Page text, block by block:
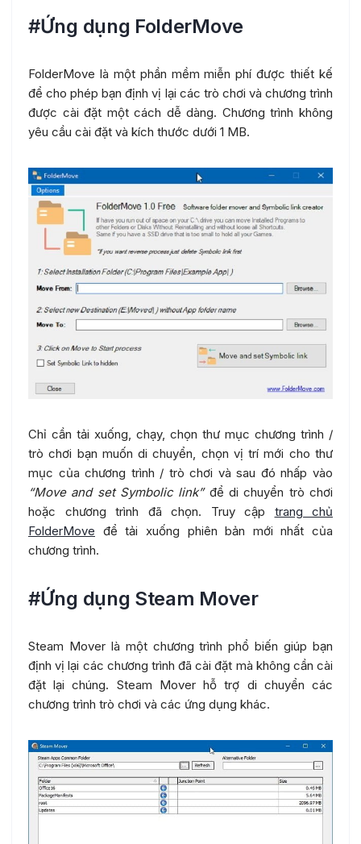
#Ứng dụng FolderMove
FolderMove là một phần mềm miễn phí được thiết kế
để cho phép bạn định vị lại các trò chơi và chương trình
được cài đặt một cách dễ dàng. Chương trình không
yêu cầu cài đặt và kích thước dưới 1 MB.
Chỉ cần tải xuống, chạy, chọn thư mục chương trình /
trò chơi bạn muốn di chuyển, chọn vị trí mới cho thư
mục của chương trình / trò chơi và sau đó nhấp vào
“Move and set Symbolic link”để di chuyển trò chơi
hoặc chương trình đã chọn. Truy cập trang chủ
FolderMove để tải xuống phiên bản mới nhất của
chương trình.
#Ứng dụng Steam Mover
Steam Mover là một chương trình phổ biến giúp bạn
định vị lại các chương trình đã cài đặt mà không cần cài
đặt lại chúng. Steam Mover hỗ trợ di chuyển các
chương trình trò chơi và các ứng dụng khác.